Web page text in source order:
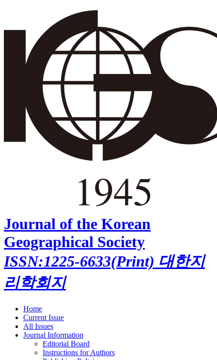
Journal of the Korean
Geographical Society
ISSN:1225-6633(Print) 대한지
리학회지
Home
Current Issue
All Issues
Journal Information
Editorial Board
Instructions for Authors